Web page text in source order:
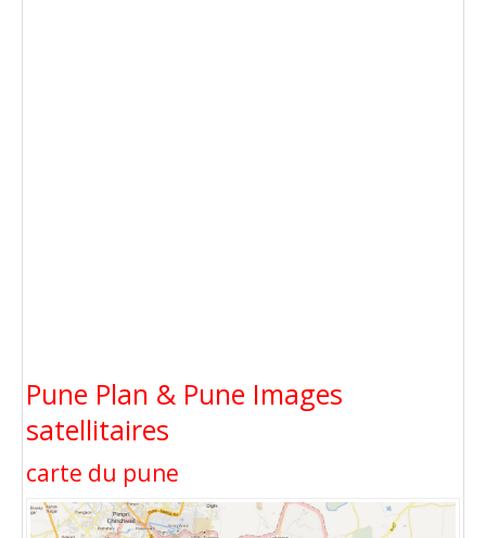
Pune Plan & Pune Images
satellitaires
carte du pune